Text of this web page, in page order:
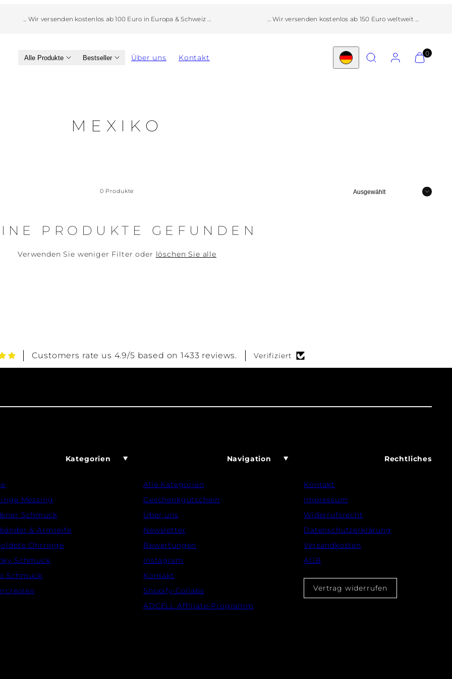
versenden kostenlos ab 100 Euro in Europa & Schweiz ... ... Wir versenden kostenlos ab 150 Euro weltweit ...
Alle Produkte Bestseller Über uns Kontakt Land/Region
Suchen Konto
Meinen
Warenkorb
Meinen
Warenkorb
0
MEXIKO
0 Produkte Sortieren
PRODUKTE GEFUNDEN
Verwenden Sie weniger Filter oder löschen Sie alle
Customers rate us 4.9/5 based on 1433 reviews. Verifiziert
Kategorien
Messing
Schmuck
& Armreife
Ohrringe
Schmuck
Schmuck
Navigation
Alle Kategorien
Geschenkgutschein
Über uns
Newsletter
Bewertungen
Instagram
Kontakt
Shopify-Collabs
ADCELL Affiliate-Programm
Rechtliches
Kontakt
Impressum
Widerrufsrecht
Datenschutzerklärung
Versandkosten
AGB
Vertrag widerrufen